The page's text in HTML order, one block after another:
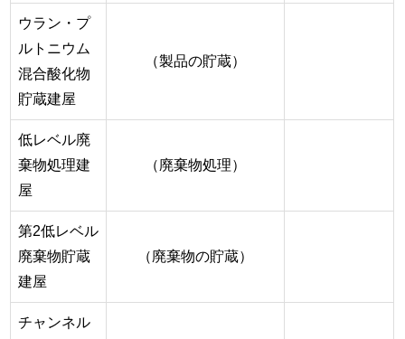
ウラン・プ
ルトニウム
混合酸化物
貯蔵建屋
（製品の貯蔵）
低レベル廃
棄物処理建
屋
（廃棄物処理）
第2低レベル
廃棄物貯蔵
建屋
（廃棄物の貯蔵）
チャンネル